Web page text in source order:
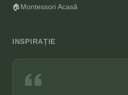
🏠Montessori Acasă
INSPIRAȚIE